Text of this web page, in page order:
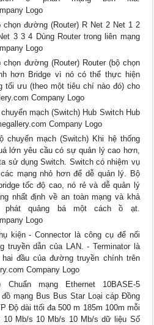
Logo
chọn đường (Router) R Net 2 Net 1 2
3 3 4 Dùng Router trong liên mạng
Logo
chọn đường (Router) Router (bộ chọn
hơn Bridge vì nó có thể thực hiện
tối ưu (theo một tiêu chí nào đó) cho
Company Logo
mạch (Switch) Hub Switch Hub
Company Logo
chuyển mạch (Switch) Khi hệ thống
lớn yêu cầu có sự quản lý cao hơn,
sử dụng Switch. Switch có nhiệm vụ
mạng nhỏ hơn để dễ quản lý. Bộ
tốc độ cao, nó rẻ và dễ quản lý
nhất định về an toàn mạng và khả
phát quảng bá một cách ồ ạt.
Logo
kiện - Connector là công cụ để nối
truyền dẫn của LAN. - Terminator là
đầu của đường truyền chính trên
Company Logo
mạng Ethernet 10BASE-5
mạng Bus Bus Star Loại cáp Đồng
Độ dài ttối đa 500 m 185m 100m mỗi
10 Mb/s 10 Mb/s 10 Mb/s dữ liệu Số